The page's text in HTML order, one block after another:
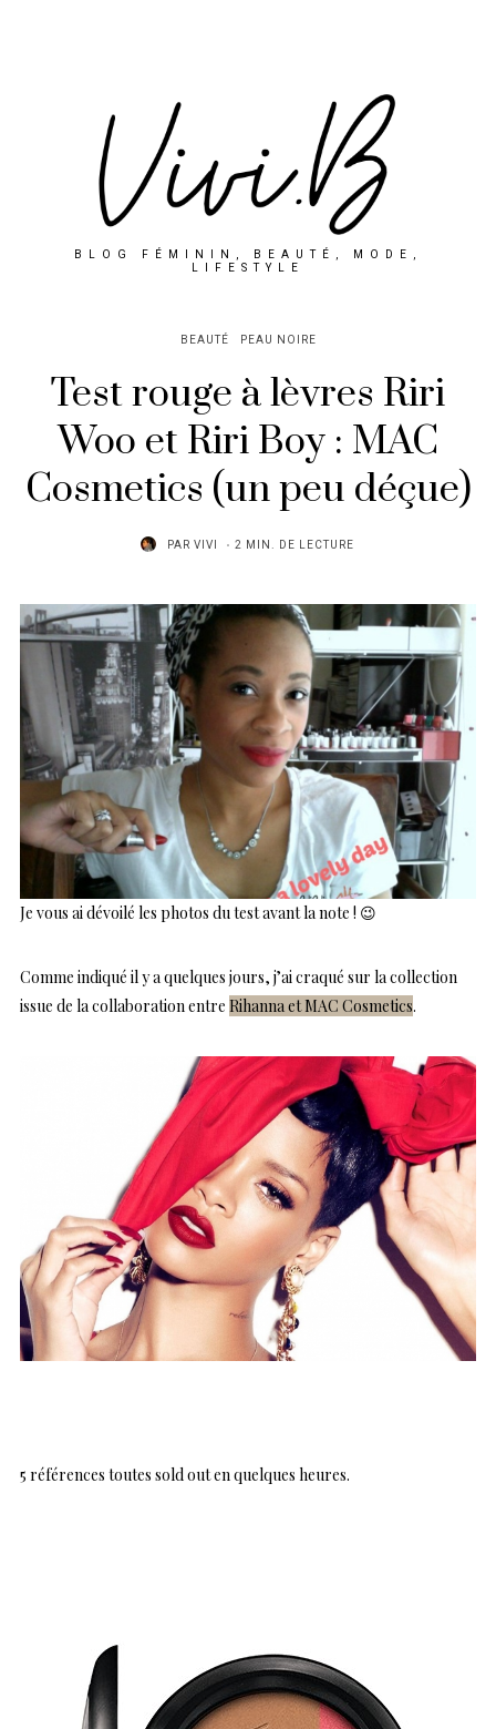
BLOG FÉMININ, BEAUTÉ, MODE,
LIFESTYLE
BEAUTÉ PEAU NOIRE
Test rouge à lèvres Riri
Woo et Riri Boy : MAC
Cosmetics (un peu déçue)
PAR VIVI 2 MIN. DE LECTURE
Je vous ai dévoilé les photos du test avant la note ! 😉
Comme indiqué il y a quelques jours, j’ai craqué sur la collection
issue de la collaboration entre Rihanna et MAC Cosmetics.
5 références toutes sold out en quelques heures.